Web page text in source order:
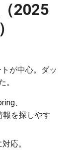
2025
が中心。ダッ
。
、
報を探しやす
応。